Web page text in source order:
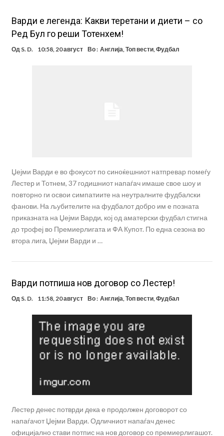
Варди е легенда: Какви теретани и диети – со
Ред Бул го реши Тотенхем!
Од S. D. 10:58, 20 август Во : Англија,Топ вести,Фудбал
Џејми Варди е во фокусот по синоќешниот натпревар помеѓу
Лестер и Тотнем, 37 годишниот напаѓач имаше свое шоу и
повторно ги освои симпатиите на неутралните фудбалски
фанови. На љубителите на фудбалот добро им е позната
приказната на Џејми Варди, кој од аматерски фудбал стигна
до трофеј во Премиерлигата и ФА Купот. По една сезона во
втора лига, Џејми Варди и …
Варди потпиша нов договор со Лестер!
Од S. D. 11:58, 20 август Во : Англија Топ вести, Фудбал
Лестер денес потврди дека е продолжен договорот со
напаѓачот Џејми Варди. Одличниот напаѓач денес
официјално стави потпис на нов договор со премиерлигашот.